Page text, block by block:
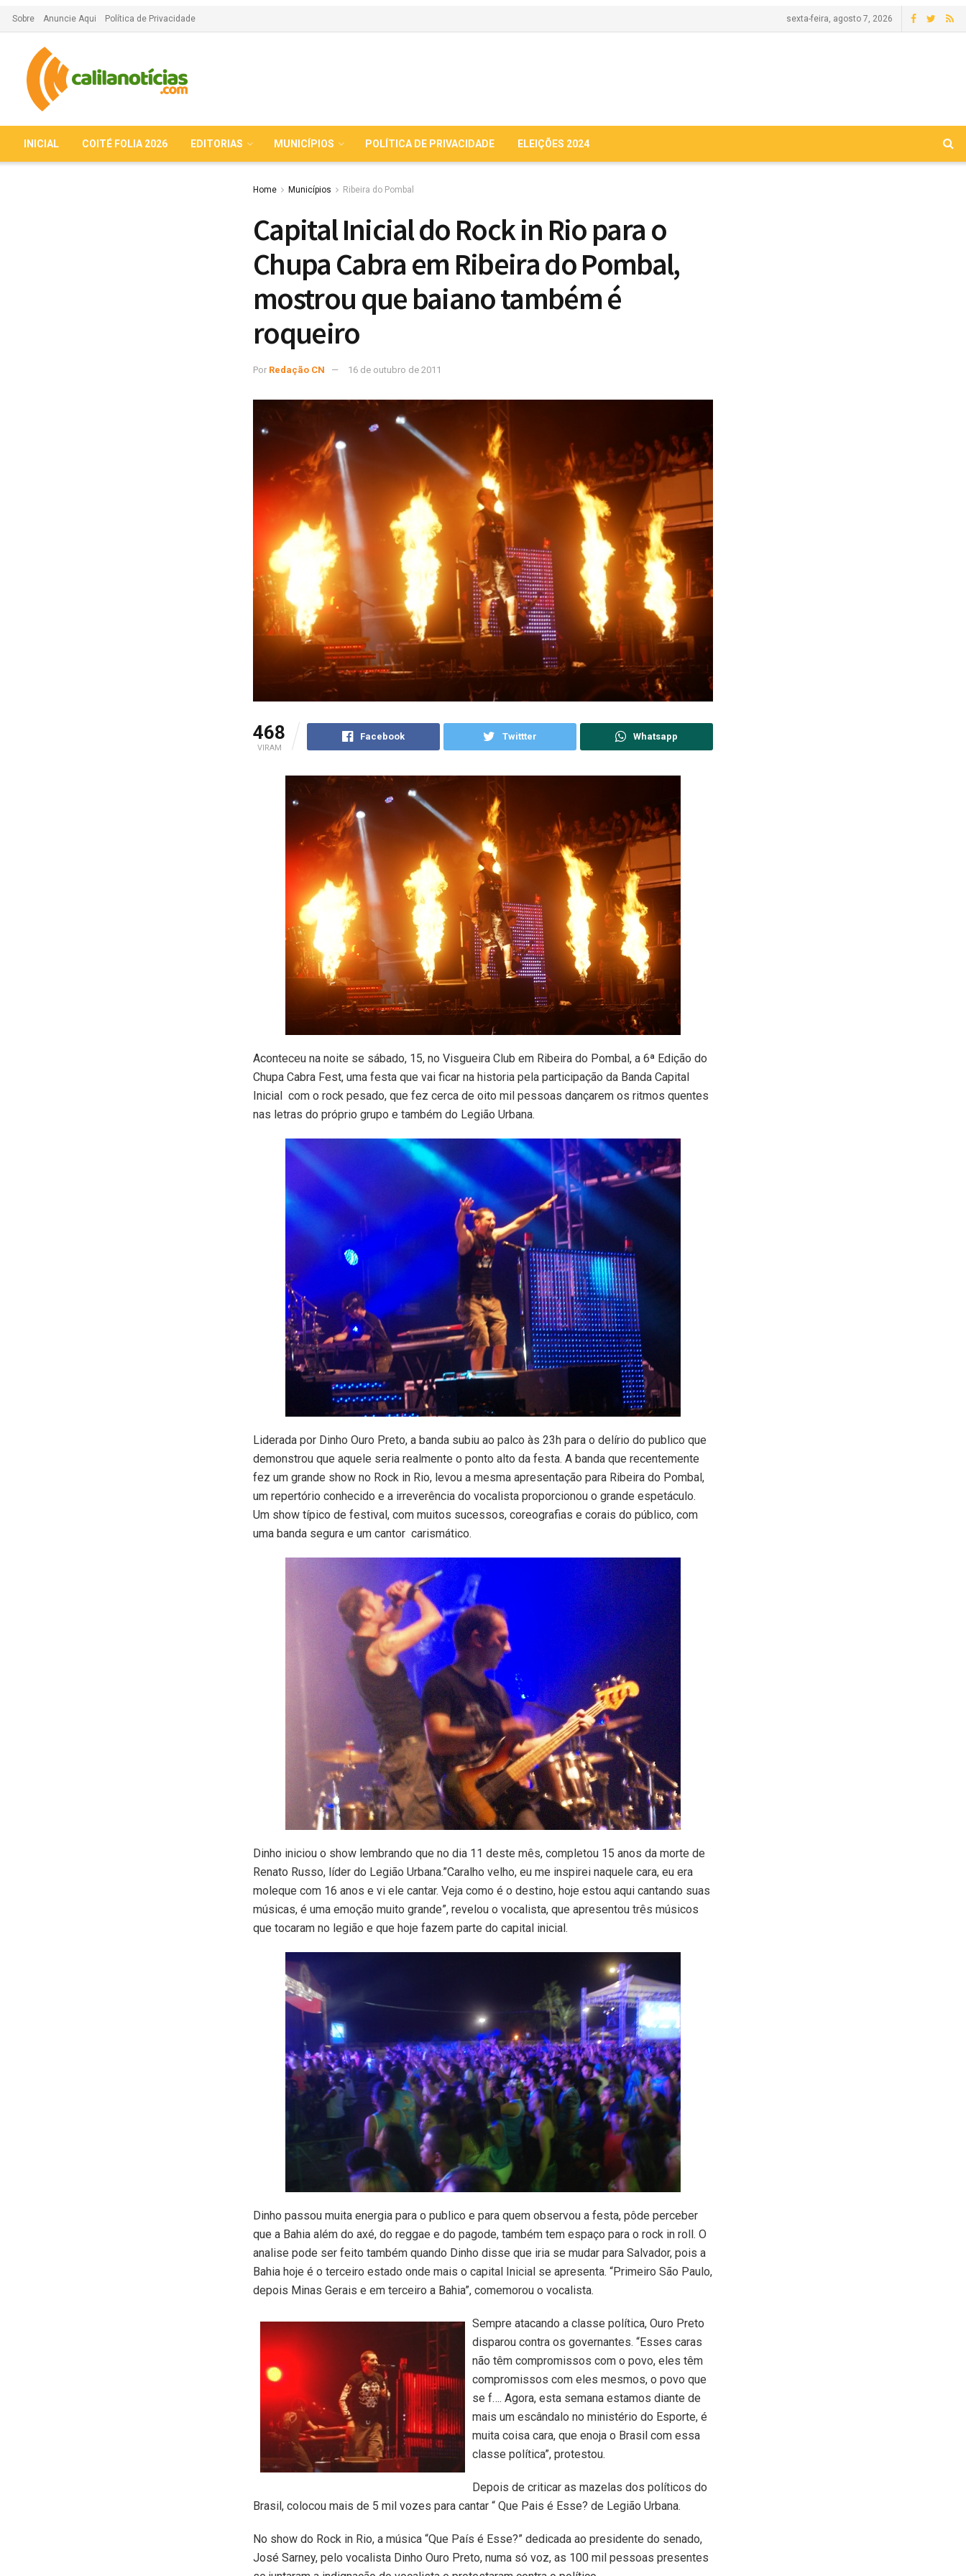
Sobre Anuncie Aqui Política de Privacidade sexta-feira, agosto 7, 2026
INICIAL COITÉ FOLIA 2026 EDITORIAS MUNICÍPIOS POLÍTICA DE PRIVACIDADE ELEIÇÕES 2024
Home Municípios Ribeira do Pombal
Capital Inicial do Rock in Rio para o
Chupa Cabra em Ribeira do Pombal,
mostrou que baiano também é
roqueiro
Por Redação CN 16 de outubro de 2011
468
VIRAM
Facebook Twittter Whatsapp
Aconteceu na noite se sábado, 15, no Visgueira Club em Ribeira do Pombal, a 6ª Edição do
Chupa Cabra Fest, uma festa que vai ficar na historia pela participação da Banda Capital
Inicial com o rock pesado, que fez cerca de oito mil pessoas dançarem os ritmos quentes
nas letras do próprio grupo e também do Legião Urbana.
Liderada por Dinho Ouro Preto, a banda subiu ao palco às 23h para o delírio do publico que
demonstrou que aquele seria realmente o ponto alto da festa. A banda que recentemente
fez um grande show no Rock in Rio, levou a mesma apresentação para Ribeira do Pombal,
um repertório conhecido e a irreverência do vocalista proporcionou o grande espetáculo.
Um show típico de festival, com muitos sucessos, coreografias e corais do público, com
uma banda segura e um cantor carismático.
Dinho iniciou o show lembrando que no dia 11 deste mês, completou 15 anos da morte de
Renato Russo, líder do Legião Urbana.”Caralho velho, eu me inspirei naquele cara, eu era
moleque com 16 anos e vi ele cantar. Veja como é o destino, hoje estou aqui cantando suas
músicas, é uma emoção muito grande”, revelou o vocalista, que apresentou três músicos
que tocaram no legião e que hoje fazem parte do capital inicial.
Dinho passou muita energia para o publico e para quem observou a festa, pôde perceber
que a Bahia além do axé, do reggae e do pagode, também tem espaço para o rock in roll. O
analise pode ser feito também quando Dinho disse que iria se mudar para Salvador, pois a
Bahia hoje é o terceiro estado onde mais o capital Inicial se apresenta. “Primeiro São Paulo,
depois Minas Gerais e em terceiro a Bahia”, comemorou o vocalista.
Sempre atacando a classe política, Ouro Preto
disparou contra os governantes. “Esses caras
não têm compromissos com o povo, eles têm
compromissos com eles mesmos, o povo que
se f…. Agora, esta semana estamos diante de
mais um escândalo no ministério do Esporte, é
muita coisa cara, que enoja o Brasil com essa
classe política”, protestou.
Depois de criticar as mazelas dos políticos do
Brasil, colocou mais de 5 mil vozes para cantar “ Que Pais é Esse? de Legião Urbana.
No show do Rock in Rio, a música “Que País é Esse?” dedicada ao presidente do senado,
José Sarney, pelo vocalista Dinho Ouro Preto, numa só voz, as 100 mil pessoas presentes